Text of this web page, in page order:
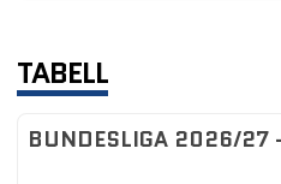
TABELL
BUNDESLIGA 2026/27